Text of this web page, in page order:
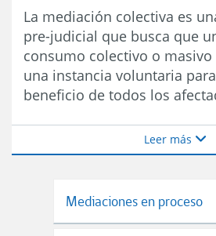
La mediación colectiva es
pre-judicial que busca que
consumo colectivo o masivo
una instancia voluntaria
beneficio de todos los
Leer más
Mediaciones en proceso